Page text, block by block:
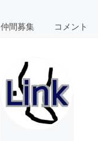
仲間募集 コメント